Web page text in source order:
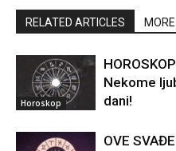
RELATED ARTICLES
Horoskop
Nekome
dani!
OVE